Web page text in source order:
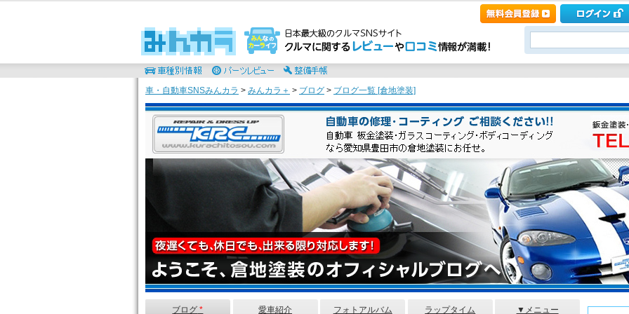
車・自動車SNSみんカラ > みんカラ＋ > ブログ > ブログ一覧 [倉地塗装]
ブログ * 愛車紹介 フォトアルバム ラップタイム ▼メニュー